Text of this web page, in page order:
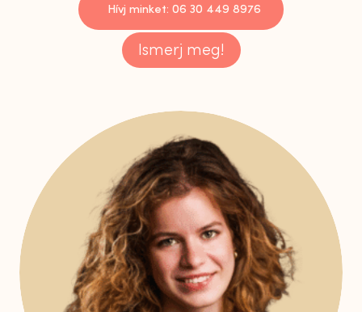
Hívj minket: 06 30 449 8976
Ismerj meg!